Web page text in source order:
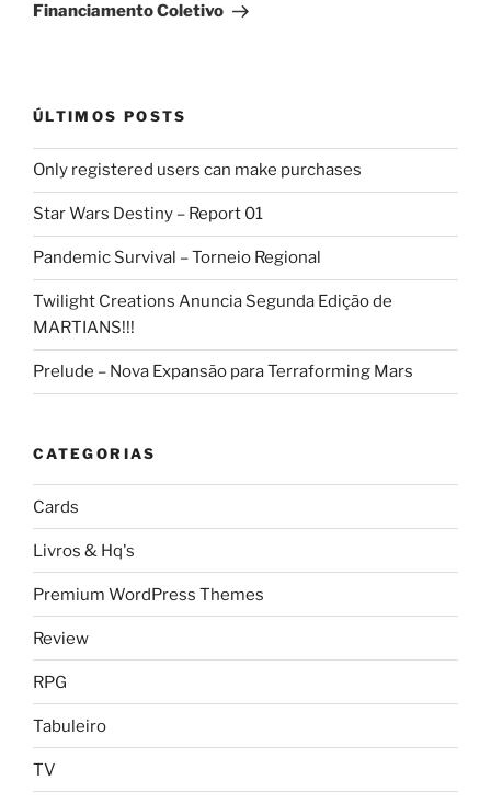
Financiamento Coletivo
ÚLTIMOS POSTS
Only registered users can make purchases
Star Wars Destiny – Report 01
Pandemic Survival – Torneio Regional
Twilight Creations Anuncia Segunda Edição de
MARTIANS!!!
Prelude – Nova Expansão para Terraforming Mars
CATEGORIAS
Cards
Livros & Hq's
Premium WordPress Themes
Review
RPG
Tabuleiro
TV